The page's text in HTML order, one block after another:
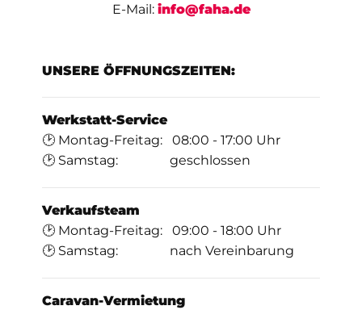
E-Mail: info@faha.de
UNSERE ÖFFNUNGSZEITEN:
Werkstatt-Service
🕑 Montag-Freitag: 08:00 - 17:00 Uhr
🕑 Samstag: geschlossen
Verkaufsteam
🕑 Montag-Freitag: 09:00 - 18:00 Uhr
🕑 Samstag: nach Vereinbarung
Caravan-Vermietung